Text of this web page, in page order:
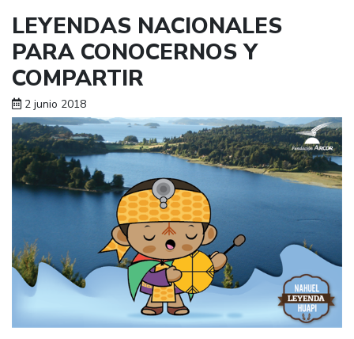
LEYENDAS NACIONALES
PARA CONOCERNOS Y
COMPARTIR
2 junio 2018